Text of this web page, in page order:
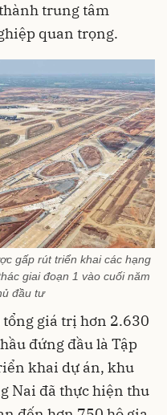
trung tâm
quan trọng.
gấp rút triển khai các hạng
giai đoạn 1 vào cuối năm
đầu tư
tổng giá trị hơn 2.630
đứng đầu là Tập
khai dự án, khu
Nai đã thực hiện thu